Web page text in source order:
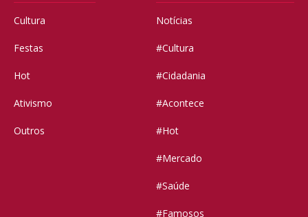
Cultura
Festas
Hot
Ativismo
Outros
Notícias
#Cultura
#Cidadania
#Acontece
#Hot
#Mercado
#Saúde
#Famosos